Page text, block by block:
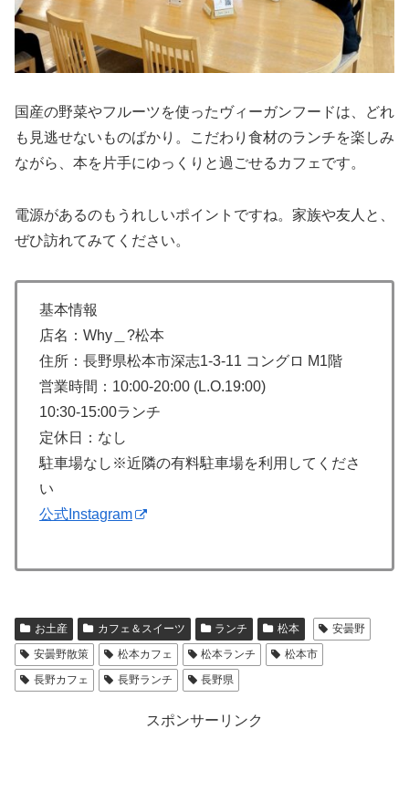
国産の野菜やフルーツを使ったヴィーガンフードは、どれ
も見逃せないものばかり。こだわり食材のランチを楽しみ
ながら、本を片手にゆっくりと過ごせるカフェです。
電源があるのもうれしいポイントですね。家族や友人と、
ぜひ訪れてみてください。
基本情報
店名：Why＿?松本
住所：長野県松本市深志1-3-11 コングロ M1階
営業時間：10:00-20:00 (L.O.19:00)
10:30-15:00ランチ
定休日：なし
駐車場なし※近隣の有料駐車場を利用してくださ
い
公式Instagram
お土産 カフェ＆スイーツ ランチ 松本
安曇野
安曇野散策
松本カフェ 松本ランチ
松本市
長野カフェ
長野ランチ 長野県
スポンサーリンク